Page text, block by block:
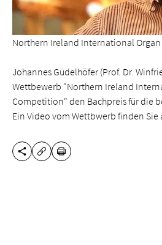
Northern Ireland International
Johannes Güdelhöfer (Prof. Dr.
Wettbewerb "Northern Ireland
Competition" den Bachpreis für die
Ein Video vom Wettbwerb finden Sie
DIESE SEITE TEILEN
URL KOPIEREN
DRUCKEN